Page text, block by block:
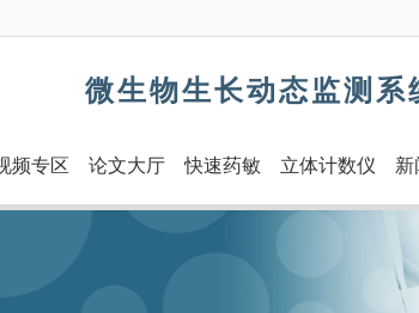
微生物生长动态监测系
频专区 论文大厅 快速药敏 立体计数仪 新